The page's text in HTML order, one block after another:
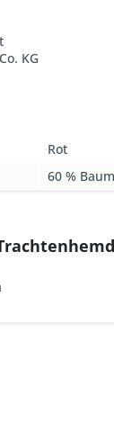
KG
Rot
60 %